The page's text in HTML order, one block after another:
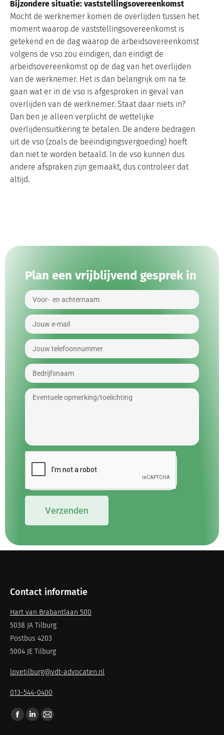
Bijzondere situatie: vaststellingsovereenkomst
Mocht de werknemer komen de overlijden tussen het
moment waarop de vaststellingsovereenkomst is
getekend en de dag waarop de arbeidsovereenkomst
volgens de vso zou eindigen, dan eindigt de
arbeidsovereenkomst op de dag van het overlijden
van de werknemer. Het is dan belangrijk om na te
gaan wat er in de vso is afgesproken in geval van
overlijden van de werknemer. Staat daar niets in?
Dan ben je alleen verplicht de wettelijke
overlijdensuitkering te betalen. De andere bedragen
uit de vso (zoals de beëindigingsvergoeding) hoeft
dan niet te worden betaald. In de vso kunnen dus
andere afspraken zijn gemaakt, dus controleer dat
altijd.
Plan een vrijblijvend gesprek in
Verzenden
Contact informatie
Hart van Brabantlaan 500
5038 JA Tilburg
Postbus 4203
5004 JE Tilburg
lovetilburg@vdt-advocaten.nl
013-544-0400
Vind ons op: